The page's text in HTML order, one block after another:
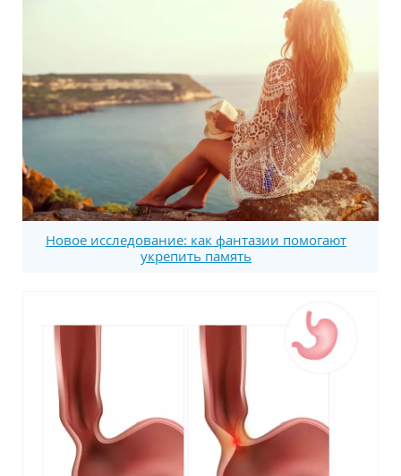
Новое исследование: как фантазии помогают
укрепить память